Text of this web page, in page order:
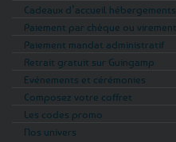
Cadeaux d’accueil
Paiement par chèque ou virement
Paiement mandat administratif
Retrait gratuit sur Guingamp
Evénements et cérémonies
Composez votre coffret
Les codes promo
Nos univers